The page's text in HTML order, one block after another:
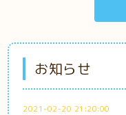
お知らせ
2021-02-20 21:20:00